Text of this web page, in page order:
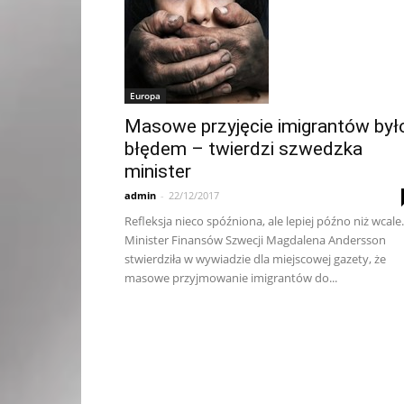
Europa
Masowe przyjęcie imigrantów
błędem – twierdzi szwedzka
minister
admin - 22/12/2017
Refleksja nieco spóźniona, ale lepiej późno niż wcale.
Minister Finansów Szwecji Magdalena Andersson
stwierdziła w wywiadzie dla miejscowej gazety, że
masowe przyjmowanie imigrantów do...